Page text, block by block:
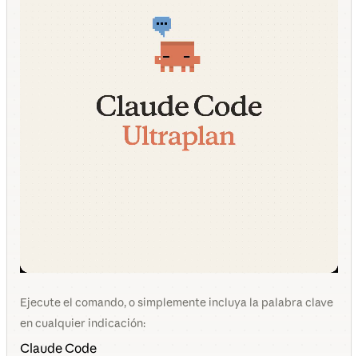
Ejecute el comando, o simplemente incluya la palabra clave
en cualquier indicación:
Claude Code